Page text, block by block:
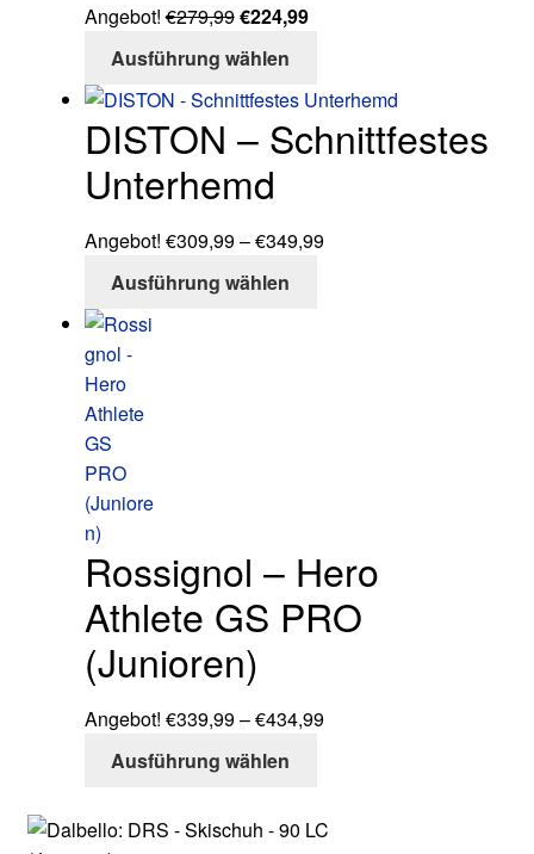
Angebot! €279,99Ursprünglicher
Preis
war:
€279,99
€224,99Aktueller
€224,99.
Ausführung wählen
weist
mehrere
Varianten
Optionen
DISTON – Schnittfestes
Unterhemd
Angebot! €309,99–€349,99Preisspanne:
Ausführung wählen
der
gewählt
Rossignol – Hero
Athlete GS PRO
(Junioren)
Angebot! €339,99–€434,99Preisspanne:
Ausführung wählen
mehrere